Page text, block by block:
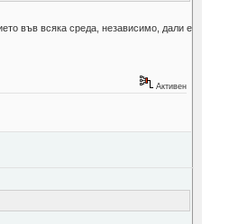
във всяка среда, независимо, дали е
Активен